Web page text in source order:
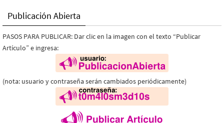
Publicación Abierta
PASOS PARA PUBLICAR: Dar clic en la imagen con el texto “Publicar
Artículo” e ingresa:
(nota: usuario y contraseña serán cambiados periódicamente)